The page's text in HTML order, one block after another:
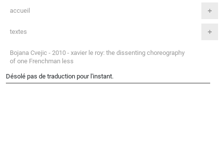
accueil
textes
Bojana Cvejic - 2010 - xavier le roy: the dissenting choreography
of one Frenchman less
Désolé pas de traduction pour l'instant.